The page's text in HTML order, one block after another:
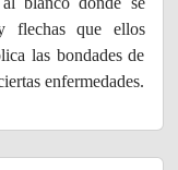
flechas que ellos
las bondades de
enfermedades.